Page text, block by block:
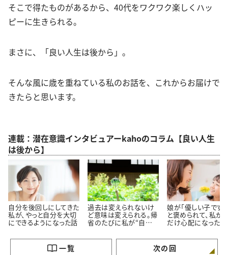
そこで得たものがあるから、40代をワクワク楽しくハッ
ピーに生きられる。
まさに、「良い人生は後から」。
そんな風に歳を重ねている私のお話を、これからお届けで
きたらと思います。
連載：潜在意識インタビュアーkahoのコラム【良い人生
は後から】
自分を後回しにしてきた
私が、やっと自分を大切
にできるようになった話
過去は変えられないけ
ど意味は変えられる。帰
省のたびに私が“自分を
娘が「優しい子です
と褒められて、私が
だけ心配になった
一覧 次の回